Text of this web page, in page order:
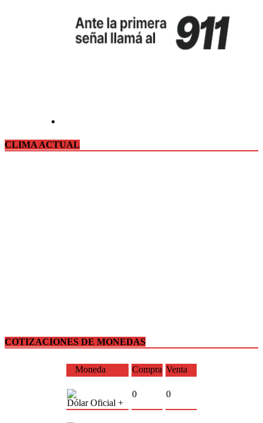
CLIMA ACTUAL
COTIZACIONES DE MONEDAS
Moneda Compra Venta
Dólar Oficial +
0 0